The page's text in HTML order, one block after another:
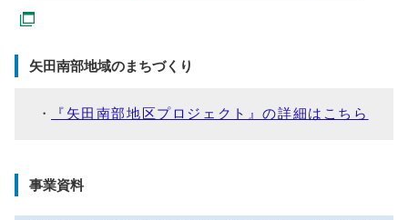
矢田南部地域のまちづくり
『矢田南部地区プロジェクト』の詳細はこちら
事業資料